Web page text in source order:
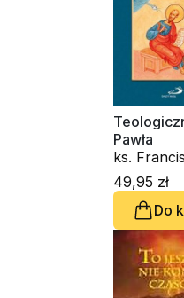
Pawła
ks.
SAC
49,95 zł
Do